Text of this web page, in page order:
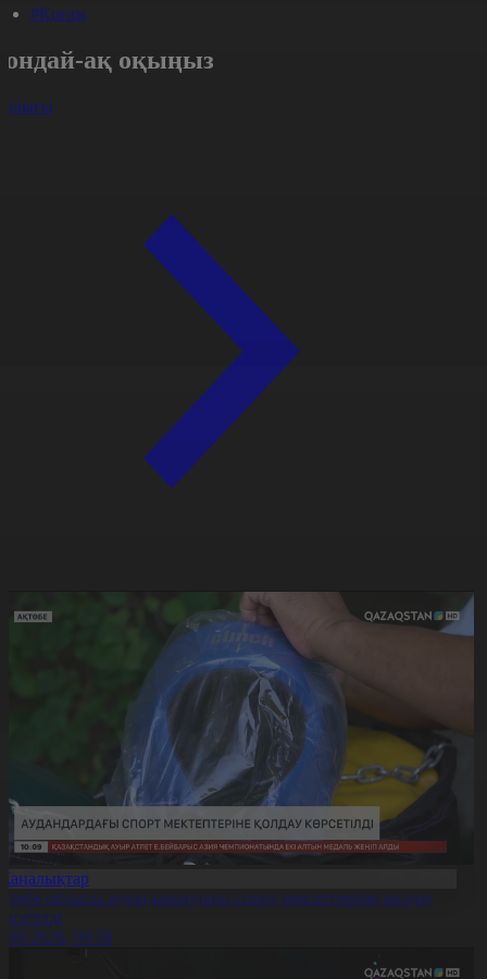
#Қоғам
ақ оқыңыз
облысы аудандарындағы спорт мектептеріне қолдау
09:58